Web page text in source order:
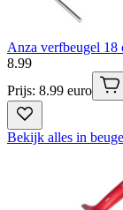
Anza verfbeugel 18
8.99
Prijs: 8.99 euro
Bekijk alles in